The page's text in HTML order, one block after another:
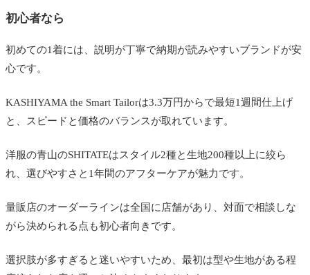
初心者なら
初めての1着には、説明が丁寧で納期が読みやすいブランドが安
心です。
KASHIYAMA the Smart Tailorは3.3万円からで最短1週間仕上げ
と、スピードと価格のバランスが取れています。
洋服の青山のSHITATEはスタイル2種と生地200種以上に絞ら
れ、選びやすさと1年間のアフターケアが魅力です。
量販店のオーダーラインは全国に店舗があり、対面で相談しな
がら決められる点も初心者向きです。
選択肢が多すぎると迷いやすいため、最初は型や生地がある程